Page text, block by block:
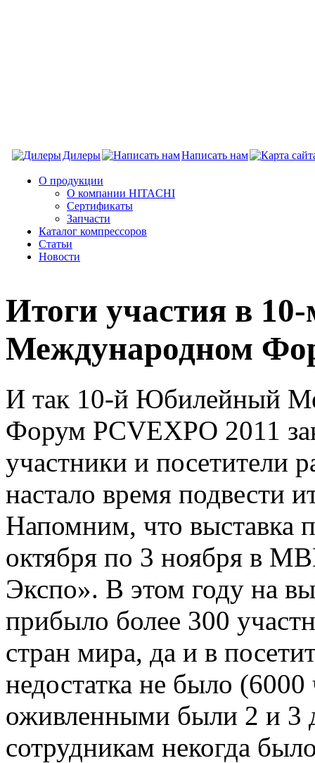
Дилеры Написать нам
О продукции
О компании HITACHI
Сертификаты
Запчасти
Каталог компрессоров
Статьи
Новости
Итоги участия в
Международном
И так 10-й Юбилейный
Форум PCVEXPO 2011
участники и посетители
настало время подвести
Напомним, что выставка
октября по 3 ноября в
Экспо». В этом году на
прибыло более 300
стран мира, да и в
недостатка не было
оживленными были 2 и 3
сотрудникам некогда